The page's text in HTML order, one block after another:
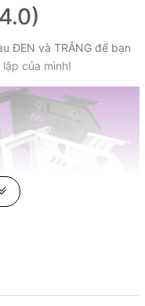
ĐEN và TRẮNG để bạn
của mình!
KIT